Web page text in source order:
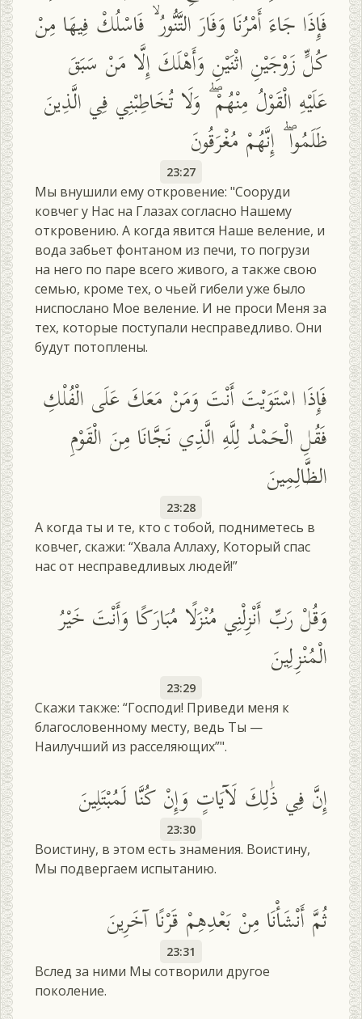
فَإِذَا جَاءَ أَمْرُنَا وَفَارَ التَّنُّورُ ۙ فَاسْلُكْ فِيهَا مِنْ
كُلٍّ زَوْجَيْنِ اثْنَيْنِ وَأَهْلَكَ إِلَّا مَنْ سَبَقَ
عَلَيْهِ الْقَوْلُ مِنْهُمْ ۖ وَلَا تُخَاطِبْنِي فِي الَّذِينَ
ظَلَمُوا ۖ إِنَّهُمْ مُغْرَقُونَ
23:27
Мы внушили ему откровение: "Сооруди
ковчег у Нас на Глазах согласно Нашему
откровению. А когда явится Наше веление, и
вода забьет фонтаном из печи, то погрузи
на него по паре всего живого, а также свою
семью, кроме тех, о чьей гибели уже было
ниспослано Мое веление. И не проси Меня за
тех, которые поступали несправедливо. Они
будут потоплены.
فَإِذَا اسْتَوَيْتَ أَنْتَ وَمَنْ مَعَكَ عَلَى الْفُلْكِ
فَقُلِ الْحَمْدُ لِلَّهِ الَّذِي نَجَّانَا مِنَ الْقَوْمِ
الظَّالِمِينَ
23:28
А когда ты и те, кто с тобой, подниметесь в
ковчег, скажи: “Хвала Аллаху, Который спас
нас от несправедливых людей!”
وَقُلْ رَبِّ أَنْزِلْنِي مُنْزَلًا مُبَارَكًا وَأَنْتَ خَيْرُ
الْمُنْزِلِينَ
23:29
Скажи также: “Господи! Приведи меня к
благословенному месту, ведь Ты —
Наилучший из расселяющих”".
إِنَّ فِي ذَٰلِكَ لَآيَاتٍ وَإِنْ كُنَّا لَمُبْتَلِينَ
23:30
Воистину, в этом есть знамения. Воистину,
Мы подвергаем испытанию.
ثُمَّ أَنْشَأْنَا مِنْ بَعْدِهِمْ قَرْنًا آخَرِينَ
23:31
Вслед за ними Мы сотворили другое
поколение.